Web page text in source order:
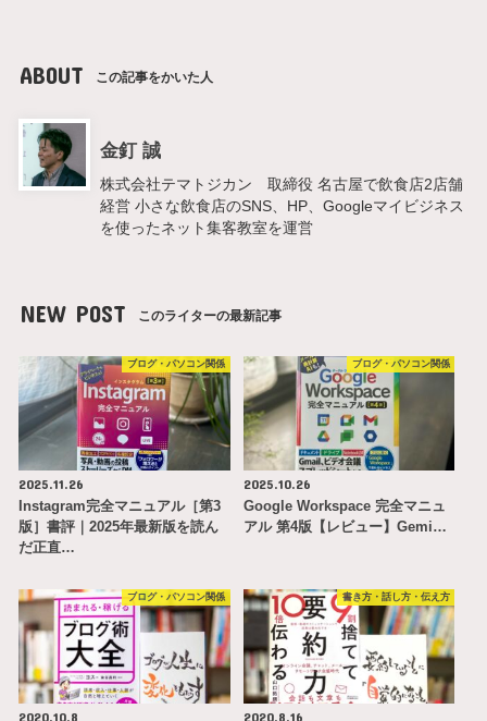
ABOUT この記事をかいた人
金釘 誠
株式会社テマトジカン 取締役 名古屋で飲食店2店舗
経営 小さな飲食店のSNS、HP、Googleマイビジネス
を使ったネット集客教室を運営
NEW POST このライターの最新記事
ブログ・パソコン関係
2025.11.26
Instagram完全マニュアル［第3
版］書評｜2025年最新版を読ん
だ正直…
ブログ・パソコン関係
2025.10.26
Google Workspace 完全マニュ
アル 第4版【レビュー】Gemi…
ブログ・パソコン関係
2020.10.8
書き方・話し方・伝え方
2020.8.16